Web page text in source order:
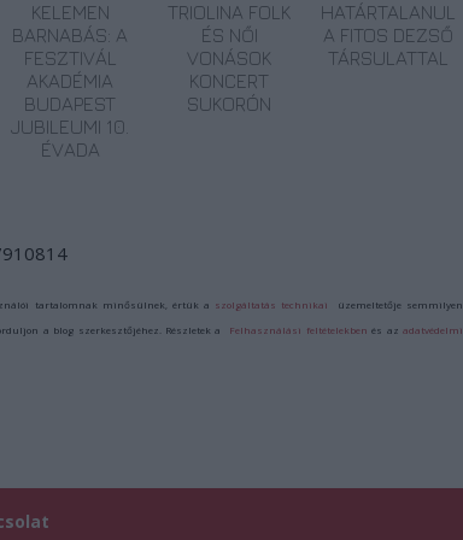
KELEMEN
BARNABÁS: A
FESZTIVÁL
AKADÉMIA
BUDAPEST
JUBILEUMI 10.
ÉVADA
TRIOLINA FOLK
ÉS NŐI
VONÁSOK
KONCERT
SUKORÓN
HATÁRTALANUL
A FITOS DEZSŐ
TÁRSULATTAL
tartalomnak minősülnek, értük a szolgáltatás technikai üzemeltetője semmilyen
a blog szerkesztőjéhez. Részletek a Felhasználási feltételekben és azadatvédelmi